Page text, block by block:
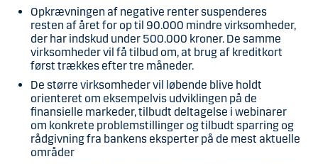
Opkrævningen af negative renter suspenderes
resten af året for op til 90.000 mindre virksomheder,
der har indskud under 500.000 kroner. De samme
virksomheder vil få tilbud om, at brug af kreditkort
først trækkes efter tre måneder.
De større virksomheder vil løbende blive holdt
orienteret om eksempelvis udviklingen på de
finansielle markeder, tilbudt deltagelse i webinarer
om konkrete problemstillinger og tilbudt sparring og
rådgivning fra bankens eksperter på de mest aktuelle
områder